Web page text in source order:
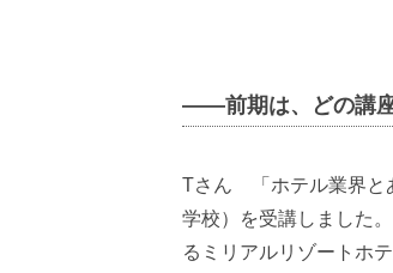
――前期は、どの講
Tさん 「ホテル業界と
学校）を受講しました
るミリアルリゾートホ